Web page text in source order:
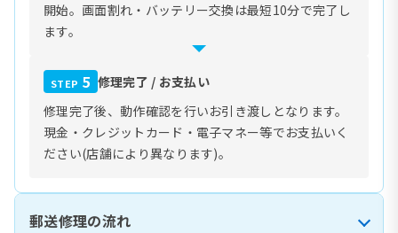
開始。画面割れ・バッテリー交換は最短10分で完了し
ます。
STEP 5 修理完了 / お支払い
修理完了後、動作確認を行いお引き渡しとなります。
現金・クレジットカード・電子マネー等でお支払いく
ださい(店舗により異なります)。
郵送修理の流れ